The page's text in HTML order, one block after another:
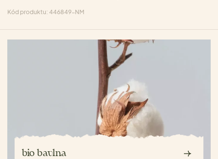
Kód produktu: 446849-NM
bio bavlna